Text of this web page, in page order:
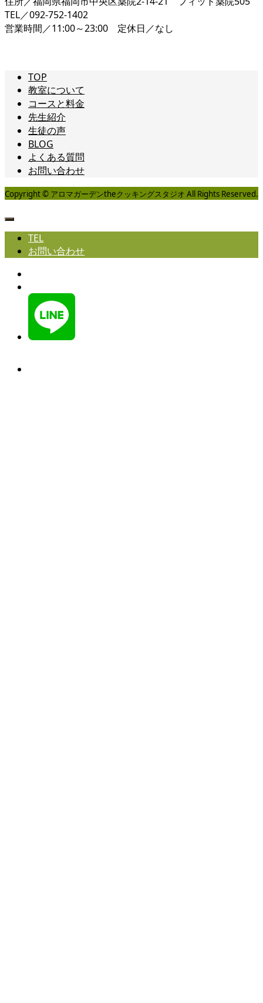
TEL／092-752-1402
営業時間／11:00～23:00 定休日／なし
TOP
教室について
コースと料金
先生紹介
生徒の声
BLOG
よくある質問
お問い合わせ
Copyright © アロマガーデンtheクッキングスタジオ All Rights Reserved.
TEL
お問い合わせ